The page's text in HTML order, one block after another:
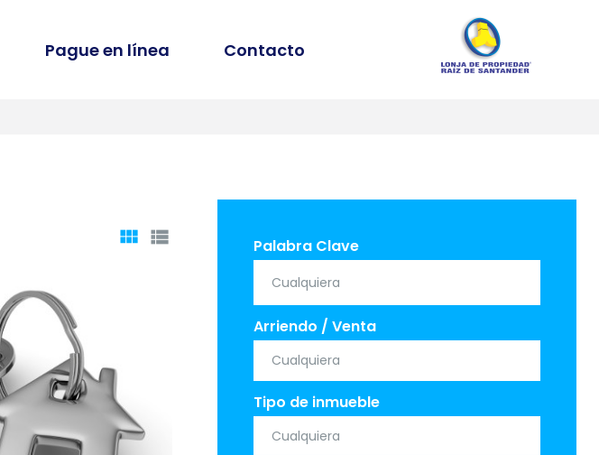
Pague en línea Contacto
CUADRÍCULA Palabra Clave
Arriendo / Venta
Tipo de inmueble